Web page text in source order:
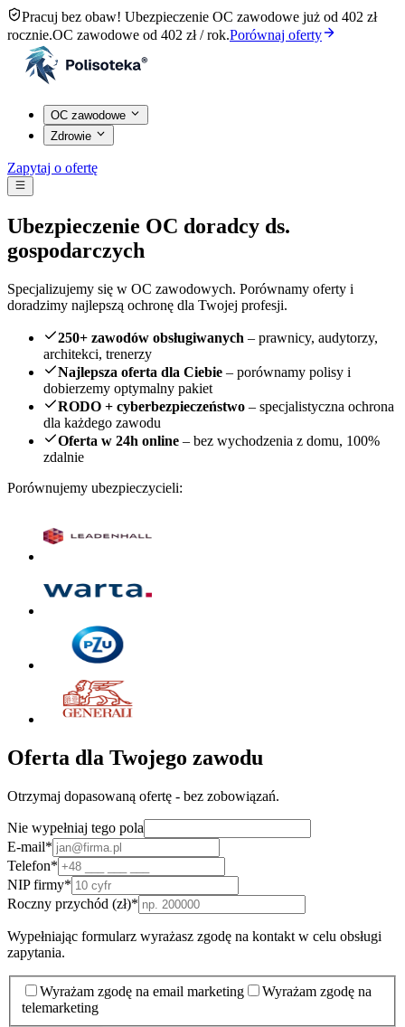
Pracuj bez obaw! Ubezpieczenie OC zawodowe już od 402 zł
rocznie.OC zawodowe od 402 zł / rok.Porównaj oferty
OC zawodowe
Zdrowie
Zapytaj o ofertę
Ubezpieczenie OC doradcy ds.
gospodarczych
Specjalizujemy się w OC zawodowych. Porównamy oferty i
doradzimy najlepszą ochronę dla Twojej profesji.
250+ zawodów obsługiwanych – prawnicy, audytorzy,
architekci, trenerzy
Najlepsza oferta dla Ciebie – porównamy polisy i
dobierzemy optymalny pakiet
RODO + cyberbezpieczeństwo – specjalistyczna ochrona
dla każdego zawodu
Oferta w 24h online – bez wychodzenia z domu, 100%
zdalnie
Porównujemy ubezpieczycieli:
Oferta dla Twojego zawodu
Otrzymaj dopasowaną ofertę - bez zobowiązań.
Nie wypełniaj tego pola
E-mail*
Telefon*
NIP firmy*
Roczny przychód (zł)*
Wypełniając formularz wyrażasz zgodę na kontakt w celu obsługi
zapytania.
Wyrażam zgodę na email marketing
Wyrażam zgodę na
telemarketing